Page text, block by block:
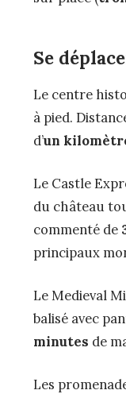
Se
Le centre
à pied.
d’un
Le Castle
du château
commenté de
principaux
Le Medieval
balisé avec
minutes de
Les